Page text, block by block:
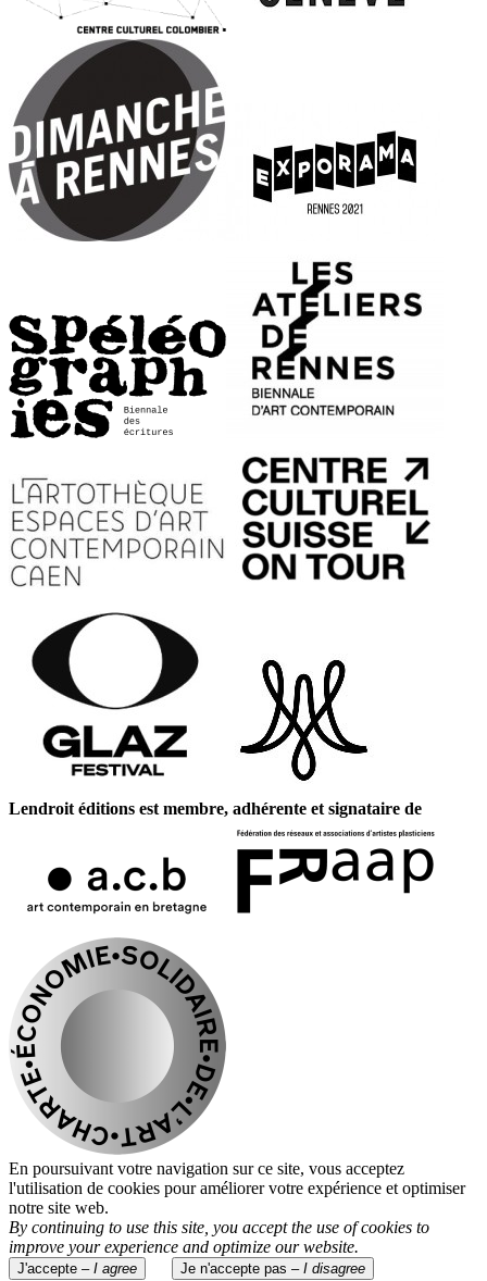
Lendroit éditions est membre, adhérente et signataire de
En poursuivant votre navigation sur ce site, vous acceptez
l'utilisation de cookies pour améliorer votre expérience et optimiser
notre site web.
By continuing to use this site, you accept the use of cookies to
improve your experience and optimize our website.
J'accepte – I agree Je n'accepte pas – I disagree